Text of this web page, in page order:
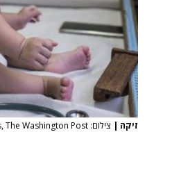
זיקה | צילום: Getty Images, The Washington Post